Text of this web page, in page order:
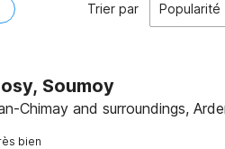
Trier par Popularité
Soumoy
Chimay and surroundings,
bien